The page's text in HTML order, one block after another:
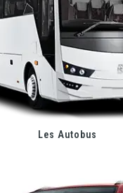
Les Autobus